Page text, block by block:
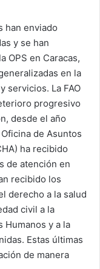
han enviado
y se han
OPS en Caracas,
en la
servicios. La FAO
progresivo
desde el año
de Asuntos
ha recibido
de atención en
recibido los
derecho a la salud
civil a la
Humanos y a la
Estas últimas
de manera